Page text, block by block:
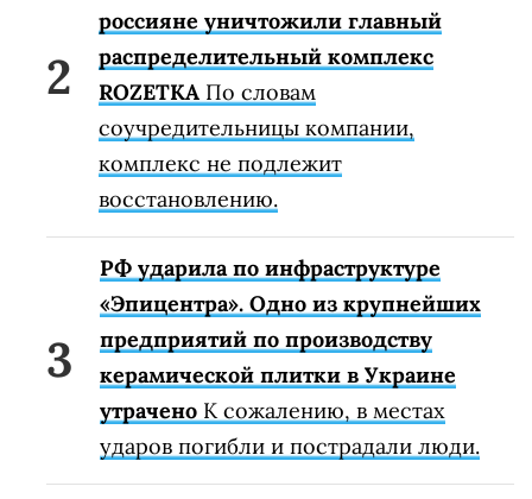
россияне уничтожили главный
распределительный комплекс
ROZETKA По словам
соучредительницы компании,
комплекс не подлежит
восстановлению.
РФ ударила по инфраструктуре
«Эпицентра». Одно из крупнейших
предприятий по производству
керамической плитки в Украине
утрачено К сожалению, в местах
ударов погибли и пострадали люди.